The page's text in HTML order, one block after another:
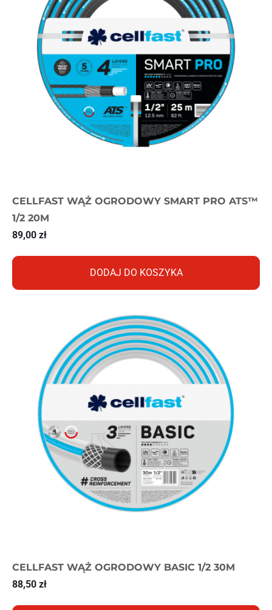
CELLFAST WĄŻ OGRODOWY SMART PRO ATS™
1/2 20M
89,00 zł
DODAJ DO KOSZYKA
CELLFAST WĄŻ OGRODOWY BASIC 1/2 30M
88,50 zł